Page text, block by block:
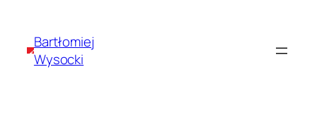
treściBartłomiej
Wysocki